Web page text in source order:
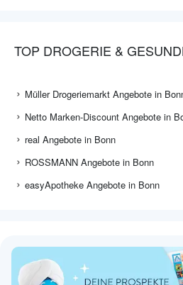
TOP DROGERIE &
Müller Drogeriemarkt Angebote in
Netto Marken-Discount Angebote in
real Angebote in Bonn
ROSSMANN Angebote in Bonn
easyApotheke Angebote in Bonn